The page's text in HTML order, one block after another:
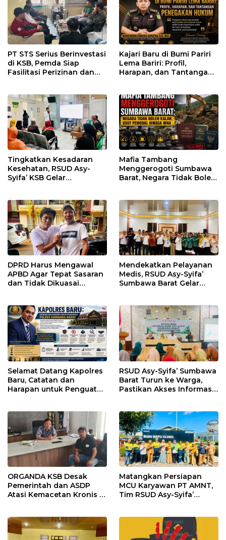
PT STS Serius Berinvestasi
di KSB, Pemda Siap
Fasilitasi Perizinan dan
Kajari Baru di Bumi Pariri
Lema Bariri: Profil,
Harapan, dan Tantangan
Tingkatkan Kesadaran
Kesehatan, RSUD Asy-
Syifa’ KSB Gelar
Mafia Tambang
Menggerogoti Sumbawa
Barat, Negara Tidak Boleh
DPRD Harus Mengawal
APBD Agar Tepat Sasaran
dan Tidak Dikuasai
Mendekatkan Pelayanan
Medis, RSUD Asy-Syifa’
Sumbawa Barat Gelar
Selamat Datang Kapolres
Baru, Catatan dan
Harapan untuk Penguatan
RSUD Asy-Syifa’ Sumbawa
Barat Turun ke Warga,
Pastikan Akses Informasi
ORGANDA KSB Desak
Pemerintah dan ASDP
Atasi Kemacetan Kronis di
Matangkan Persiapan
MCU Karyawan PT AMNT,
Tim RSUD Asy-Syifa’